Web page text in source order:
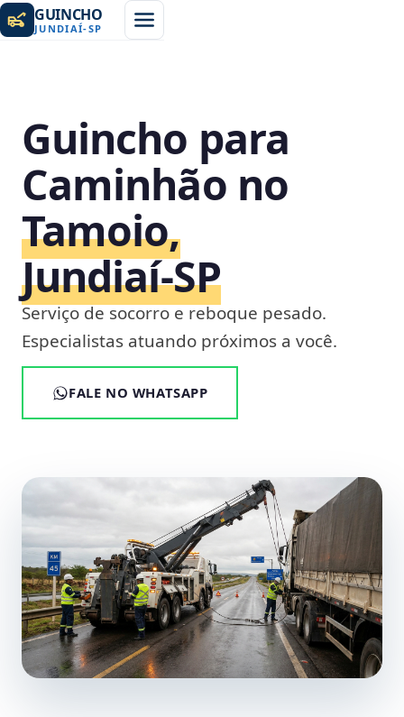
GUINCHO
JUNDIAÍ-SP
Guincho para
Caminhão no
Tamoio,
Jundiaí‑SP
Serviço de socorro e reboque pesado.
Especialistas atuando próximos a você.
FALE NO WHATSAPP